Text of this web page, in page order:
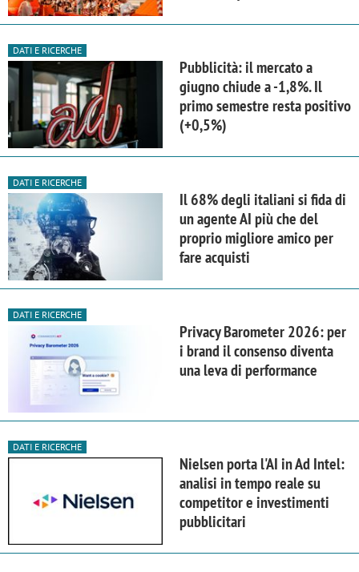
DATI E RICERCHE
Pubblicità: il mercato a
giugno chiude a -1,8%. Il
primo semestre resta positivo
(+0,5%)
DATI E RICERCHE
Il 68% degli italiani si fida di
un agente AI più che del
proprio migliore amico per
fare acquisti
DATI E RICERCHE
Privacy Barometer 2026: per
i brand il consenso diventa
una leva di performance
DATI E RICERCHE
Nielsen porta l'AI in Ad Intel:
analisi in tempo reale su
competitor e investimenti
pubblicitari